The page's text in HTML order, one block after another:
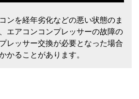
ンを経年劣化などの悪い状態のま
エアコンコンプレッサーの故障の
レッサー交換が必要となった場合
かることがあります。